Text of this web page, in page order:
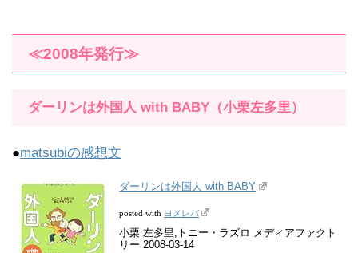
≪2008年発行≫
ダーリンは外国人 with BABY（小栗左多里）
●matsubiの感想文
ダーリンは外国人 with BABY
posted with ヨメレバ
小栗 左多里,トニー・ラズロ メディアファクト
リー 2008-03-14